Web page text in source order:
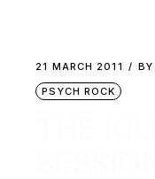
21 MARCH 2011 BY
PSYCH ROCK